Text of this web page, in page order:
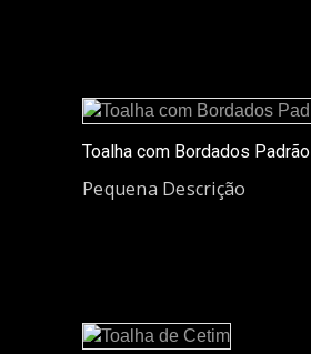
Toalha com Bordados Padrão
Pequena Descrição